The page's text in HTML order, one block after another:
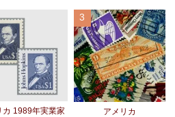
カ 1989年実業家
3
アメリカ